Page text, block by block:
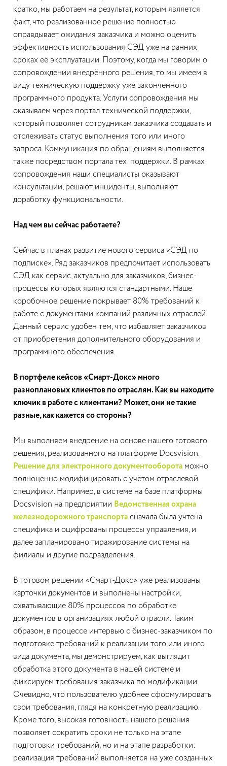
кратко, мы работаем на результат, которым является
факт, что реализованное решение полностью
оправдывает ожидания заказчика и можно оценить
эффективность использования СЭД уже на ранних
сроках её эксплуатации. Поэтому, когда мы говорим о
сопровождении внедрённого решения, то мы имеем в
виду техническую поддержку уже законченного
программного продукта. Услуги сопровождения мы
оказываем через портал технической поддержки,
который позволяет сотрудникам заказчика создавать и
отслеживать статус выполнения того или иного
запроса. Коммуникация по обращениям выполняется
также посредством портала тех. поддержки. В рамках
сопровождения наши специалисты оказывают
консультации, решают инциденты, выполняют
доработку функциональности.
Над чем вы сейчас работаете?
Сейчас в планах развитие нового сервиса «СЭД по
подписке». Ряд заказчиков предпочитает использовать
СЭД как сервис, актуально для заказчиков, бизнес-
процессы которых являются стандартными. Наше
коробочное решение покрывает 80% требований к
работе с документами компаний различных отраслей.
Данный сервис удобен тем, что избавляет заказчиков
от приобретения дополнительного оборудования и
программного обеспечения.
В портфеле кейсов «Смарт-Докс» много
разноплановых клиентов по отраслям. Как вы находите
ключик в работе с клиентами? Может, они не такие
разные, как кажется со стороны?
Мы выполняем внедрение на основе нашего готового
решения, реализованного на платформе Docsvision.
Решение для электронного документооборота можно
полноценно модифицировать с учётом отраслевой
специфики. Например, в системе на базе платформы
Docsvision на предприятии Ведомственная охрана
железнодорожного транспорта сначала была учтена
специфика и оцифрованы процессы управления, и
далее запланировано тиражирование системы на
филиалы и другие подразделения.
В готовом решении «Смарт-Докс» уже реализованы
карточки документов и выполнены настройки,
охватывающие 80% процессов по обработке
документов в организациях любой отрасли. Таким
образом, в процессе интервью с бизнес-заказчиком по
подготовке требований к реализации того или иного
вида документа, мы демонстрируем, как выглядит
обработка этого документа в нашей системе и
фиксируем требования заказчика по модификации.
Очевидно, что пользователю удобнее сформулировать
свои требования, глядя на конкретную реализацию.
Кроме того, высокая готовность нашего решения
позволяет сократить сроки не только на этапе
подготовки требований, но и на этапе разработки:
реализация требований выполняется на уже созданных